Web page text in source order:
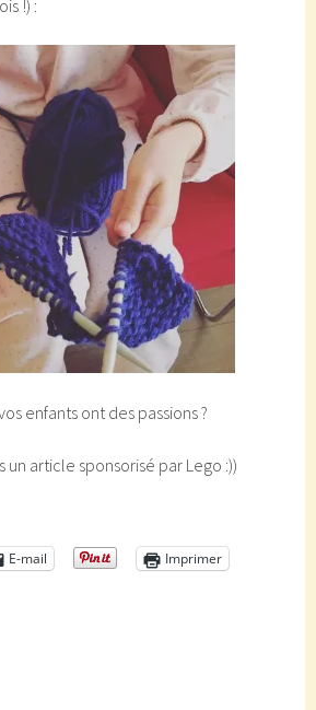
!) :
enfants ont des passions ?
un article sponsorisé par Lego :))
E-mail
Imprimer